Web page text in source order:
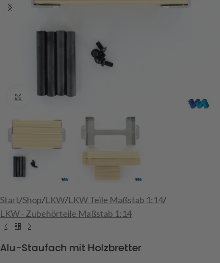
Click to enlarge
Start/Shop/LKW/LKW Teile Maßstab 1:14/
LKW - Zubehörteile Maßstab 1:14
Alu-Staufach mit Holzbretter